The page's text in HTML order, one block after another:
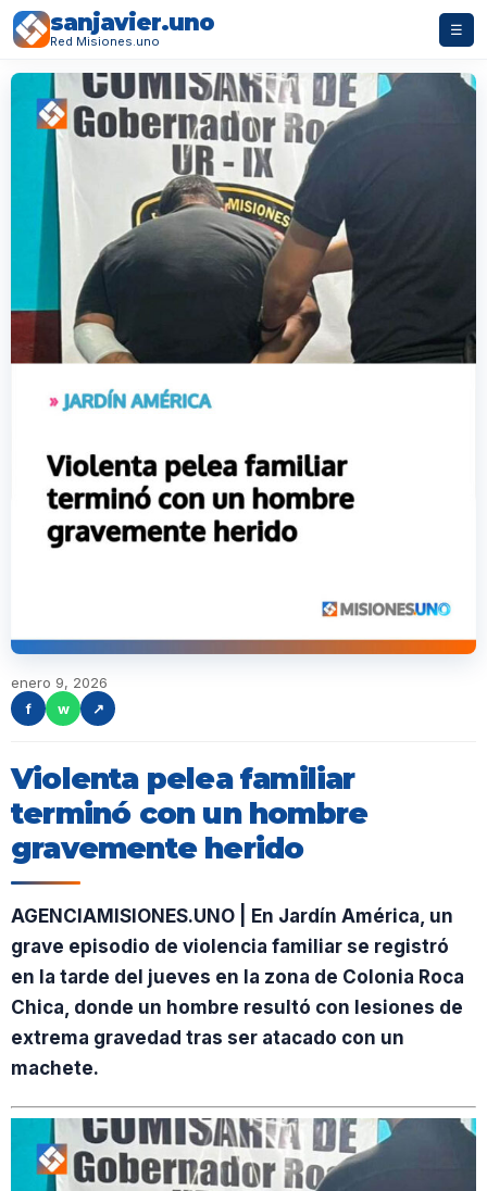
sanjavier.uno
Red Misiones.uno
☰
enero 9, 2026
f
w ↗
Violenta pelea familiar
terminó con un hombre
gravemente herido
AGENCIAMISIONES.UNO | En Jardín América, un
grave episodio de violencia familiar se registró
en la tarde del jueves en la zona de Colonia Roca
Chica, donde un hombre resultó con lesiones de
extrema gravedad tras ser atacado con un
machete.